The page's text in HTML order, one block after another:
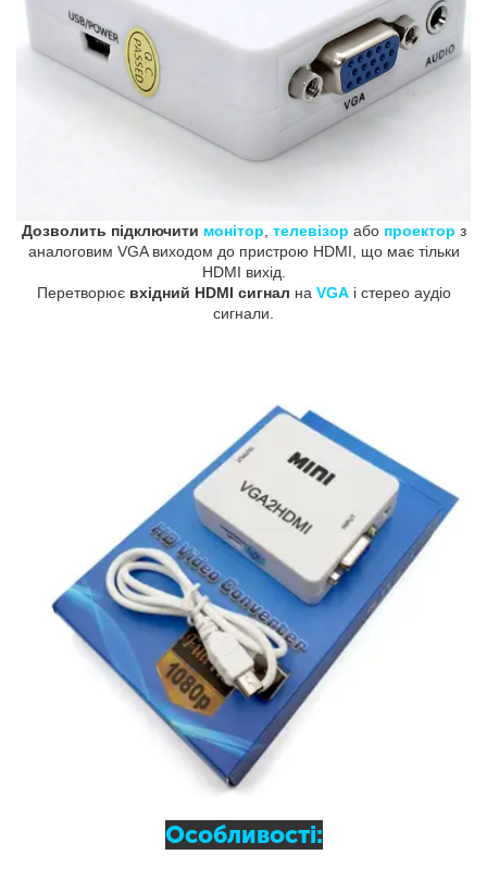
Дозволить підключити монітор, телевізор або проектор з
аналоговим VGA виходом до пристрою HDMI, що має тільки
HDMI вихід.
Перетворює вхідний HDMI сигнал наVGAі стерео аудіо
сигнали.
Особливості: